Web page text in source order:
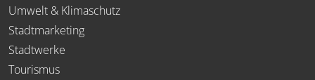
Umwelt & Klimaschutz
Stadtmarketing
Stadtwerke
Tourismus